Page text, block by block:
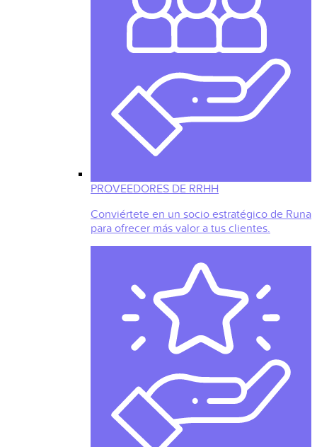
PROVEEDORES DE RRHH
Conviértete en un socio estratégico de Runa
para ofrecer más valor a tus clientes.